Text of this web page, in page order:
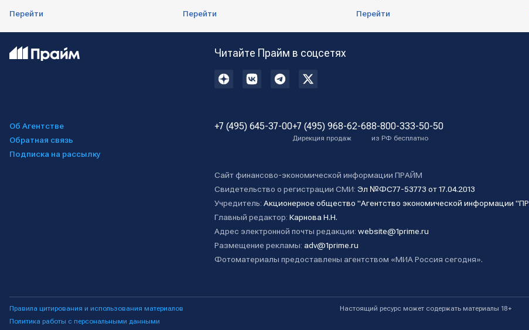
Перейти Перейти Перейти
Читайте Прайм в соцсетях
Об Агентстве
Обратная связь
Подписка на рассылку
+7 (495) 645-37-00+7 (495) 968-62-68
Дирекция продаж
8-800-333-50-50
из РФ бесплатно
Сайт финансово-экономической информации ПРАЙМ
Свидетельство о регистрации СМИ: Эл №ФС77-53773 от 17.04.2013
Учредитель: Акционерное общество "Агентство экономической информации
Главный редактор: Карнова Н.Н.
Адрес электронной почты редакции: website@1prime.ru
Размещение рекламы: adv@1prime.ru
Фотоматериалы предоставлены агентством «МИА Россия сегодня».
Правила цитирования и использования материалов
Политика работы с персональными данными
Настоящий ресурс может содержать материалы 18+